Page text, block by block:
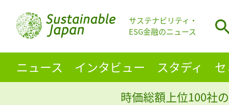
サステナビリティ・
ESG金融のニュース
ニュース インタビュー スタディ
時価総額上位100社